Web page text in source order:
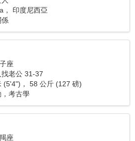
， 印度尼西亞
係
座
老公 31-37
(5'4")， 58 公斤 (127 磅)
考古學
座